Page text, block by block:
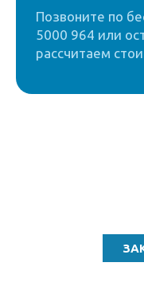
Позвоните по
5000 964 или
рассчитаем